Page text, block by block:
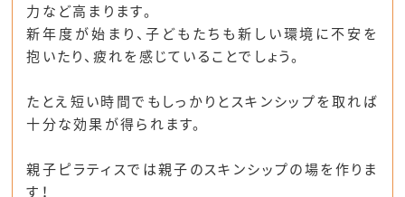
力など高まります。
新年度が始まり、子どもたちも新しい環境に不安を
抱いたり、疲れを感じていることでしょう。
たとえ短い時間でもしっかりとスキンシップを取れば
十分な効果が得られます。
親子ピラティスでは親子のスキンシップの場を作りま
す！